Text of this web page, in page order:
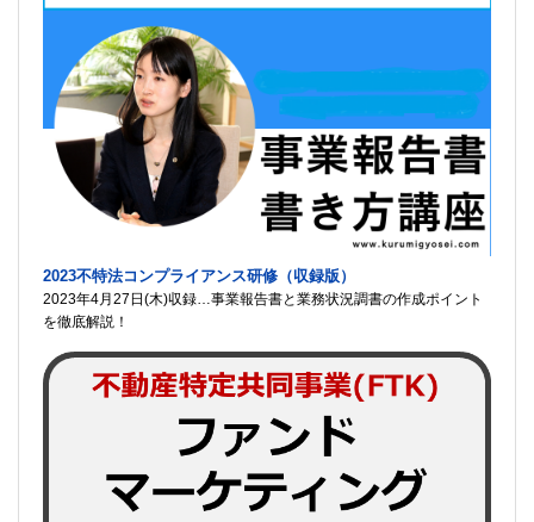
2023不特法コンプライアンス研修（収録版）
2023年4月27日(木)収録…事業報告書と業務状況調書の作成ポイント
を徹底解説！